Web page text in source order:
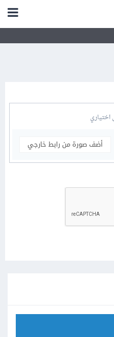
اختياري
أضف صورة من رابط خارجي